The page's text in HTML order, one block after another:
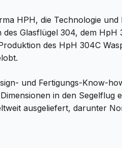
HPH, die Technologie
des Glasflügel 304, dem
des HpH 304C
und Fertigungs-Know-
in den
ausgeliefert, darunter